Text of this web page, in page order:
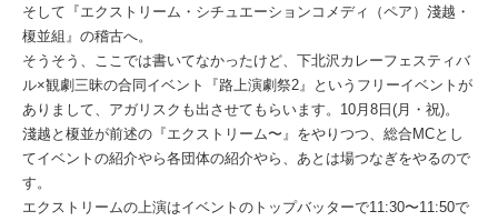
そして『エクストリーム・シチュエーションコメディ（ペア）淺越・
榎並組』の稽古へ。
そうそう、ここでは書いてなかったけど、下北沢カレーフェスティバ
ル×観劇三昧の合同イベント『路上演劇祭2』というフリーイベントが
ありまして、アガリスクも出させてもらいます。10月8日(月・祝)。
淺越と榎並が前述の『エクストリーム〜』をやりつつ、総合MCとし
てイベントの紹介やら各団体の紹介やら、あとは場つなぎをやるので
す。
エクストリームの上演はイベントのトップバッターで11:30〜11:50で